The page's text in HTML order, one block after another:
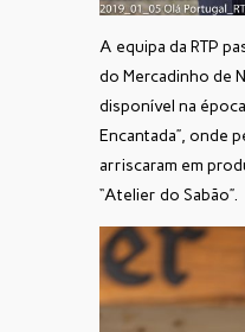
A equipa da RTP
do Mercadinho de
disponível na
Encantada”, onde
arriscaram em
“Atelier do Sabão”.